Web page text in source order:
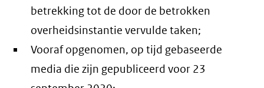
betrekking tot de door de betrokken
overheidsinstantie vervulde taken;
Vooraf opgenomen, op tijd gebaseerde
media die zijn gepubliceerd voor 23